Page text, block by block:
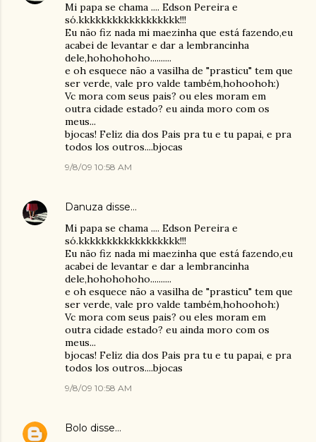
Mi papa se chama .... Edson Pereira e
só.kkkkkkkkkkkkkkkkkk!!!
Eu não fiz nada mi maezinha que está fazendo,eu
acabei de levantar e dar a lembrancinha
dele,hohohohoho..........
e oh esquece não a vasilha de "prasticu" tem que
ser verde, vale pro valde também,hohoohoh:)
Vc mora com seus pais? ou eles moram em
outra cidade estado? eu ainda moro com os
meus...
bjocas! Feliz dia dos Pais pra tu e tu papai, e pra
todos los outros....bjocas
9/8/09 10:58 AM
Danuza disse…
Mi papa se chama .... Edson Pereira e
só.kkkkkkkkkkkkkkkkkk!!!
Eu não fiz nada mi maezinha que está fazendo,eu
acabei de levantar e dar a lembrancinha
dele,hohohohoho..........
e oh esquece não a vasilha de "prasticu" tem que
ser verde, vale pro valde também,hohoohoh:)
Vc mora com seus pais? ou eles moram em
outra cidade estado? eu ainda moro com os
meus...
bjocas! Feliz dia dos Pais pra tu e tu papai, e pra
todos los outros....bjocas
9/8/09 10:58 AM
Bolo disse…